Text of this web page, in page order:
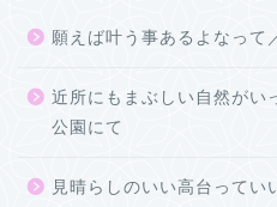
願えば叶う事あるよなって
近所にもまぶしい自然がい
公園にて
見晴らしのいい高台ってい